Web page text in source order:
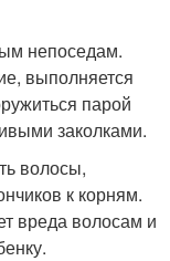
непоседам.
выполняется
парой
заколками.
волосы,
к корням.
вреда волосам и